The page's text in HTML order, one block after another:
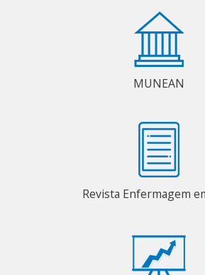
MUNEAN
Revista Enfermagem